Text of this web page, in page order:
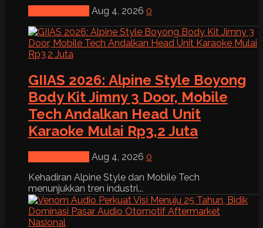
Aug 4, 2026 0
GIIAS 2026: Alpine Style Boyong
Body Kit Jimny 3 Door, Mobile
Tech Andalkan Head Unit
Karaoke Mulai Rp3,2 Juta
Aug 4, 2026 0
Kehadiran Alpine Style dan Mobile Tech
menunjukkan tren industri...